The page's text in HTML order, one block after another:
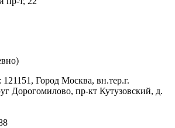
Город Москва, вн.тер.г.
Дорогомилово, пр-кт Кутузовский, д.